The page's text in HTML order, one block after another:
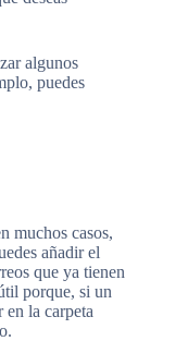
algunos
puedes
muchos casos,
añadir el
que ya tienen
porque, si un
en la carpeta